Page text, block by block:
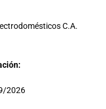
C.A.
2026